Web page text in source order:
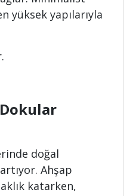
yüksek yapılarıyla
doğal
Ahşap
katarken,